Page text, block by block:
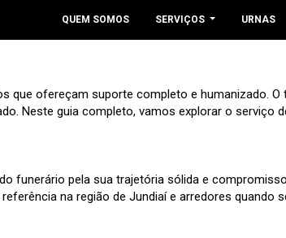
QUEM SOMOS SERVIÇOS URNAS
ofereçam suporte completo e humanizado.
Neste guia completo, vamos explorar o serviço
funerário pela sua trajetória sólida e
na região de Jundiaí e arredores quando